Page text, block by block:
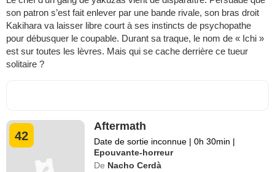
son patron s’est fait enlever par une bande rivale, son bras droit
Kakihara va laisser libre court à ses instincts de psychopathe
pour débusquer le coupable. Durant sa traque, le nom de « Ichi »
est sur toutes les lèvres. Mais qui se cache derrière ce tueur
solitaire ?
42
Aftermath
Date de sortie inconnue | 0h 30min |
Epouvante-horreur
De Nacho Cerdà